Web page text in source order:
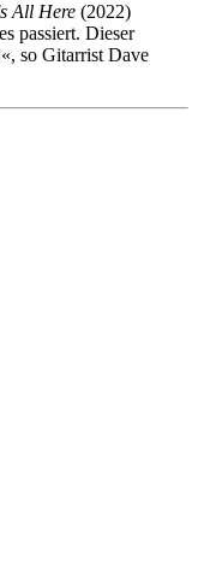
All Here (2022)
passiert. Dieser
so Gitarrist Dave